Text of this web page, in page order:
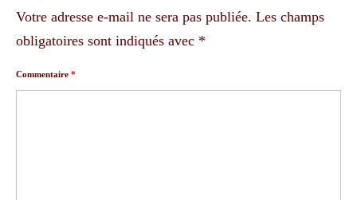
Votre adresse e-mail ne sera pas publiée. Les champs
obligatoires sont indiqués avec *
Commentaire *